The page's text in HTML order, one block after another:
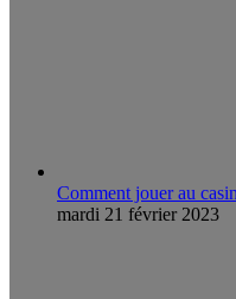
Comment jouer au
mardi 21 février 2023